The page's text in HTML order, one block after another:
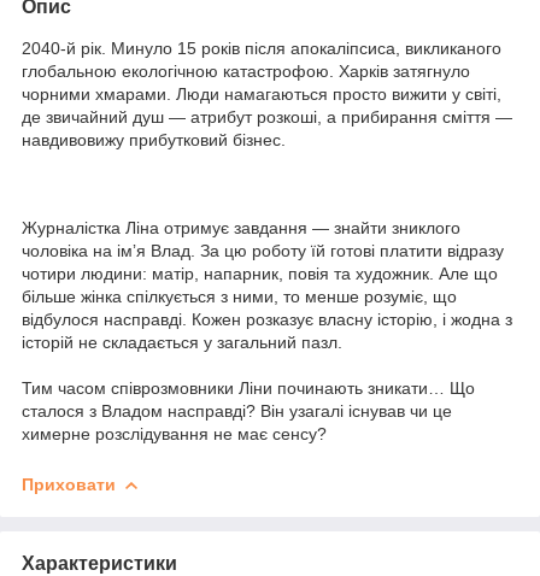
Опис
2040-й рік. Минуло 15 років після апокаліпсиса, викликаного
глобальною екологічною катастрофою. Харків затягнуло
чорними хмарами. Люди намагаються просто вижити у світі,
де звичайний душ — атрибут розкоші, а прибирання сміття —
навдивовижу прибутковий бізнес.
Журналістка Ліна отримує завдання — знайти зниклого
чоловіка на імʼя Влад. За цю роботу їй готові платити відразу
чотири людини: матір, напарник, повія та художник. Але що
більше жінка спілкується з ними, то менше розуміє, що
відбулося насправді. Кожен розказує власну історію, і жодна з
історій не складається у загальний пазл.
Тим часом співрозмовники Ліни починають зникати… Що
сталося з Владом насправді? Він узагалі існував чи це
химерне розслідування не має сенсу?
Приховати
Характеристики